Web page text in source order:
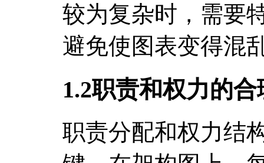
较为复杂时，需要
避免使图表变得混
1.2职责和权力的
职责分配和权力结